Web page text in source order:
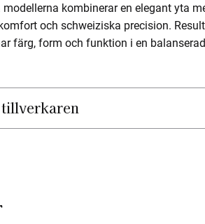
modellerna kombinerar en elegant yta
och schweiziska precision.
färg, form och funktion i en
tillverkaren